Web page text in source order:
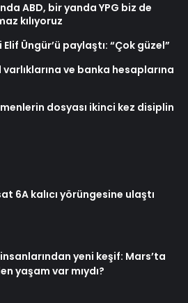
ABD, bir yanda YPG biz de
kılıyoruz
Üngür’ü paylaştı: “Çok güzel”
varlıklarına ve banka hesaplarına
dosyası ikinci kez disiplin
6A kalıcı yörüngesine ulaştı
yeni keşif: Mars’ta
yaşam var mıydı?